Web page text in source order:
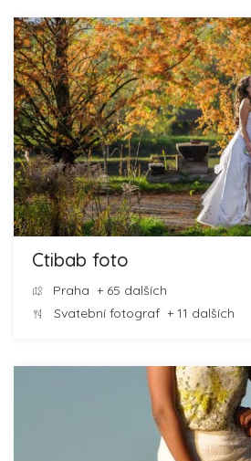
Ctibab foto
Praha + 65 dalších
Svatební fotograf + 11 dalších